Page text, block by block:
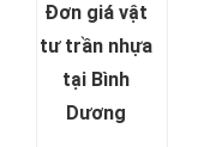
Đơn giá vật
tư trần nhựa
tại Bình
Dương